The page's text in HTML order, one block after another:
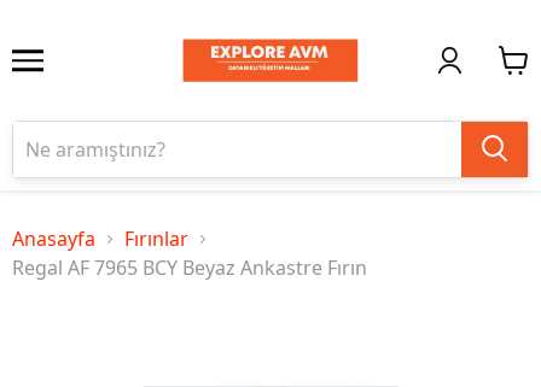
Anasayfa
Fırınlar
Regal AF 7965 BCY Beyaz Ankastre Fırın